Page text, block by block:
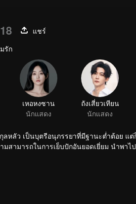
แชร์
รัก
เหอหงซาน
นักแสดง
ถังเสี่ยวเทียน
นักแสดง
หลัว เป็นบุตรีอนุภรรยาที่มีฐานะต่ำต้อย แ
มสามารถในการเย็บปักอันยอดเยี่ยม นำพ
โลกในแง่ดีในการปฏิบัติต่อทุกคนที่อยู่รอบตั